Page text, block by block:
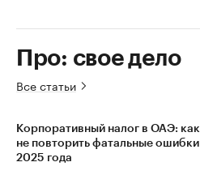
Про: свое дело
Все статьи
Корпоративный налог в ОАЭ: как
не повторить фатальные ошибки
2025 года